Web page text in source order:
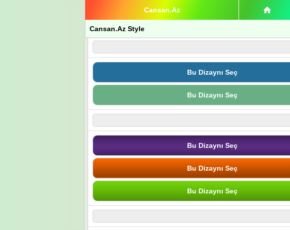
Cansan.Az
Cansan.Az Style
Bu Dizaynı Seç
Bu Dizaynı Seç
Bu Dizaynı Seç
Bu Dizaynı Seç
Bu Dizaynı Seç